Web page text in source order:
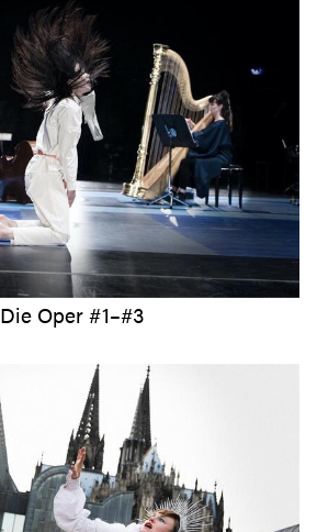
Die Oper #1–#3